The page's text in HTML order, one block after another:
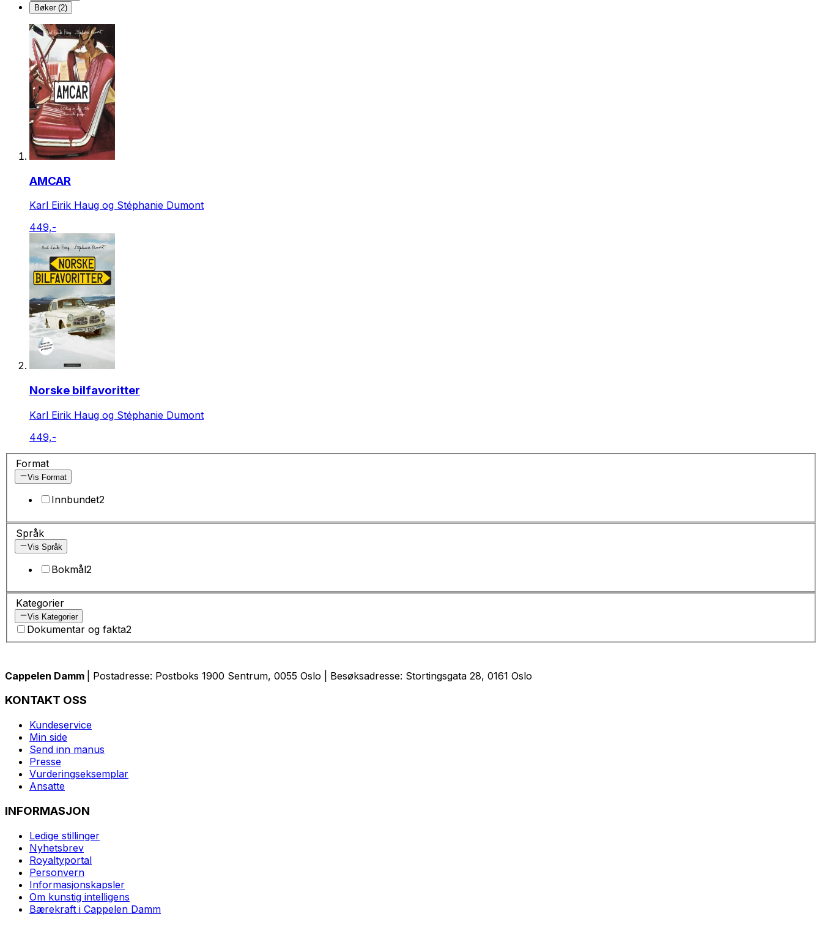
Bøker (2)
AMCAR
Karl Eirik Haug og Stéphanie Dumont
449,-
Norske bilfavoritter
Karl Eirik Haug og Stéphanie Dumont
449,-
Format
Vis Format
Innbundet2
Språk
Vis Språk
Bokmål2
Kategorier
Vis Kategorier
Dokumentar og fakta2
Cappelen Damm | Postadresse: Postboks 1900 Sentrum, 0055 Oslo | Besøksadresse: Stortingsgata 28, 0161 Oslo
KONTAKT OSS
Kundeservice
Min side
Send inn manus
Presse
Vurderingseksemplar
Ansatte
INFORMASJON
Ledige stillinger
Nyhetsbrev
Royaltyportal
Personvern
Informasjonskapsler
Om kunstig intelligens
Bærekraft i Cappelen Damm